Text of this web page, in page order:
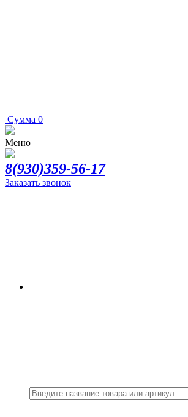
Сумма 0
Меню
8(930)359-56-17
Заказать звонок